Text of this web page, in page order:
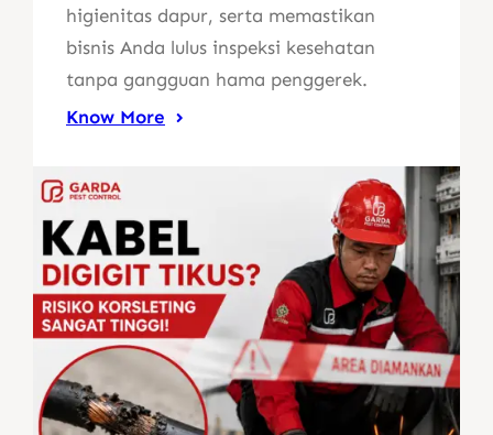
higienitas dapur, serta memastikan
bisnis Anda lulus inspeksi kesehatan
tanpa gangguan hama penggerek.
Know More